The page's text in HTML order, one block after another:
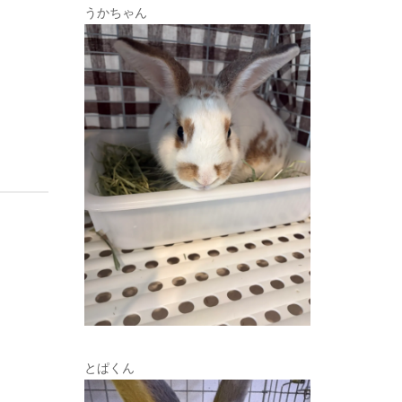
うかちゃん
とぱくん